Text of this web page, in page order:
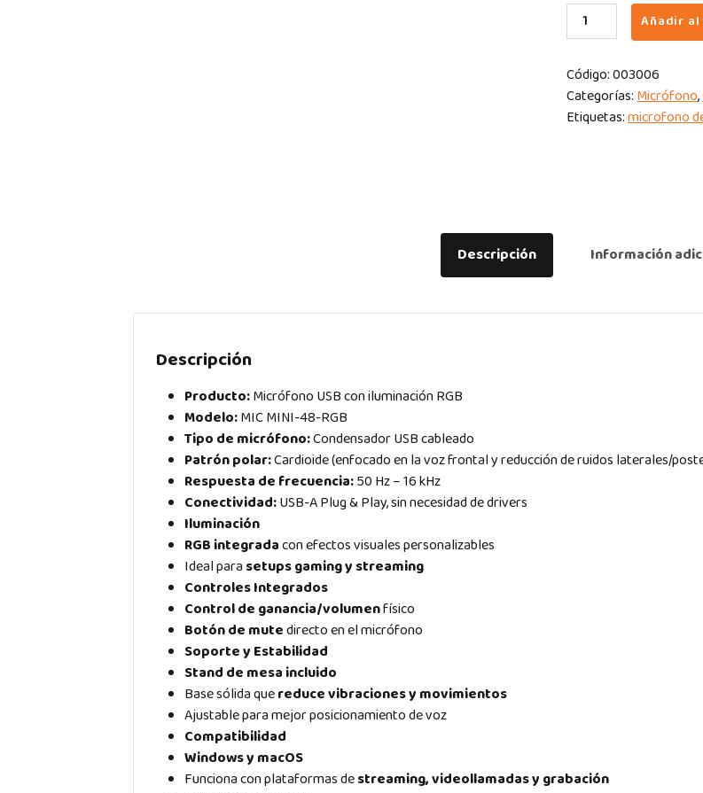
MICRÓFONO
STREAMPLIFY
GO-
48
WIRELESS
Añadir
Código:003006
Categorías:Micrófono,
Etiquetas:microfono
Descripción Información
Descripción
Producto:Micrófono USB con iluminación RGB
Modelo:MIC MINI-48-RGB
Tipo de micrófono:Condensador USB cableado
Patrón polar:Cardioide (enfocado en la voz frontal y reducción de ruidos laterales/
Respuesta de frecuencia:50 Hz – 16 kHz
Conectividad:USB-A Plug & Play, sin necesidad de drivers
Iluminación
RGB integradacon efectos visuales personalizables
Ideal para setups gaming y streaming
Controles Integrados
Control de ganancia/volumenfísico
Botón de mutedirecto en el micrófono
Soporte y Estabilidad
Stand de mesa incluido
Base sólida quereduce vibraciones y movimientos
Ajustable para mejor posicionamiento de voz
Compatibilidad
Windows y macOS
Funciona con plataformas destreaming, videollamadas y grabación